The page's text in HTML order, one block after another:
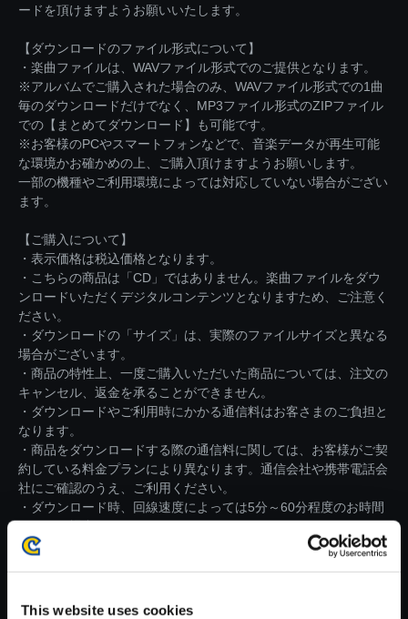
This website uses cookies
ードを頂けますようお願いいたします。
【ダウンロードのファイル形式について】
・楽曲ファイルは、WAVファイル形式でのご提供となります。
※アルバムでご購入された場合のみ、WAVファイル形式での1曲
毎のダウンロードだけでなく、MP3ファイル形式のZIPファイル
での【まとめてダウンロード】も可能です。
※お客様のPCやスマートフォンなどで、音楽データが再生可能
な環境かお確かめの上、ご購入頂けますようお願いします。
一部の機種やご利用環境によっては対応していない場合がござい
ます。
【ご購入について】
・表示価格は税込価格となります。
・こちらの商品は「CD」ではありません。楽曲ファイルをダウ
ンロードいただくデジタルコンテンツとなりますため、ご注意く
ださい。
・ダウンロードの「サイズ」は、実際のファイルサイズと異なる
場合がございます。
・商品の特性上、一度ご購入いただいた商品については、注文の
キャンセル、返金を承ることができません。
・ダウンロードやご利用時にかかる通信料はお客さまのご負担と
なります。
・商品をダウンロードする際の通信料に関しては、お客様がご契
約している料金プランにより異なります。通信会社や携帯電話会
社にご確認のうえ、ご利用ください。
・ダウンロード時、回線速度によっては5分～60分程度のお時間
※ご購入いただいたファイルのダウンロードの際には、通信環境